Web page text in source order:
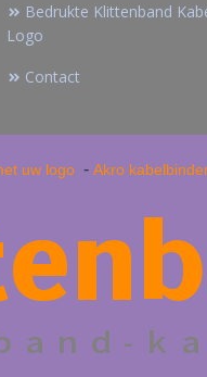
Bedrukte Klittenband
Logo
Contact
uw logo- Akro